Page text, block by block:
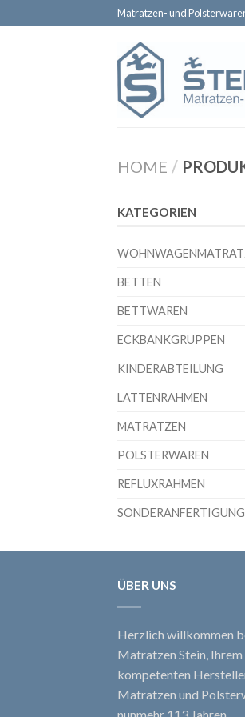
Matratzen- und
HOME /
KATEGORIEN
BETTEN
BETTWAREN
ECKBANKGRUPPEN
KINDERABTEILUNG
LATTENRAHMEN
MATRATZEN
POLSTERWAREN
REFLUXRAHMEN
ÜBER UNS
Herzlich willkommen
Matratzen Stein, Ihrem
kompetenten
Matratzen und